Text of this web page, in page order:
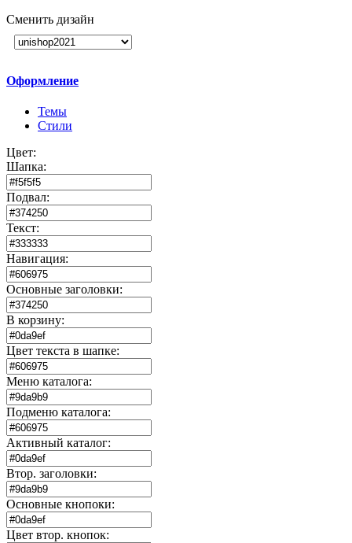
Сменить дизайн
Оформление
Темы
Стили
Цвет:
Шапка:
Подвал:
Текст:
Навигация:
Основные заголовки:
В корзину:
Цвет текста в шапке:
Меню каталога:
Подменю каталога:
Активный каталог:
Втор. заголовки:
Основные кнопоки:
Цвет втор. кнопок: